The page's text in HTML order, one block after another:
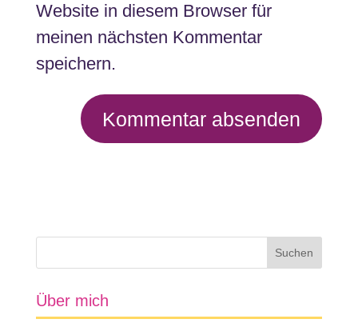
Website in diesem Browser für
meinen nächsten Kommentar
speichern.
Über mich